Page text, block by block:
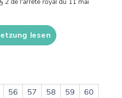
lesen
56 57 58 59
60